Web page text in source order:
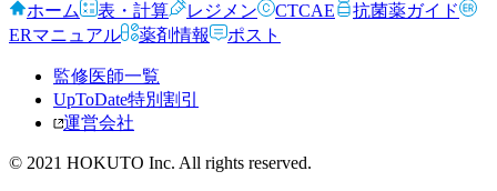
ホーム
表・計算 レジメン CTCAE
抗菌薬ガイド
ERマニュアル
薬剤情報 ポスト
監修医師一覧
UpToDate特別割引
運営会社
© 2021 HOKUTO Inc. All rights reserved.